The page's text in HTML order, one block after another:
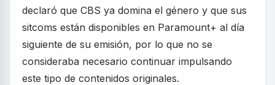
declaró que CBS ya domina el género y que sus
sitcoms están disponibles en Paramount+ al día
siguiente de su emisión, por lo que no se
consideraba necesario continuar impulsando
este tipo de contenidos originales.